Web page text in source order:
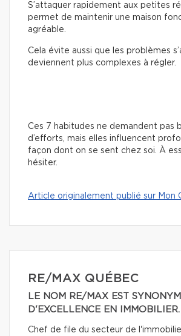
S’attaquer rapidement aux petites
permet de maintenir une maison
agréable.
Cela évite aussi que les problèmes
deviennent plus complexes à régler.
Ces 7 habitudes ne demandent pas
d’efforts, mais elles influencent
façon dont on se sent chez soi. À
hésiter.
Article originalement publié sur Mon
RE/MAX QUÉBEC
LE NOM RE/MAX EST
D'EXCELLENCE EN IMMOBILIER.
Chef de file du secteur de